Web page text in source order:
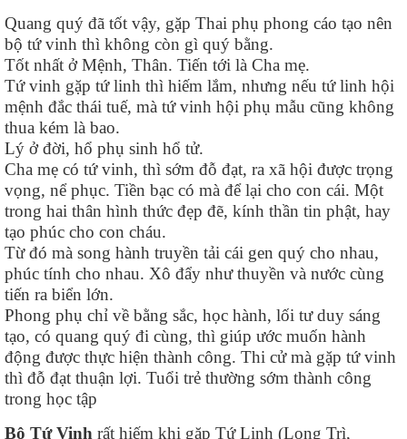
Quang quý đã tốt vậy, gặp Thai phụ phong cáo tạo nên
bộ tứ vinh thì không còn gì quý bằng.
Tốt nhất ở Mệnh, Thân. Tiến tới là Cha mẹ.
Tứ vinh gặp tứ linh thì hiếm lắm, nhưng nếu tứ linh hội
mệnh đắc thái tuế, mà tứ vinh hội phụ mẫu cũng không
thua kém là bao.
Lý ở đời, hổ phụ sinh hổ tử.
Cha mẹ có tứ vinh, thì sớm đỗ đạt, ra xã hội được trọng
vọng, nể phục. Tiền bạc có mà để lại cho con cái. Một
trong hai thân hình thức đẹp đẽ, kính thần tin phật, hay
tạo phúc cho con cháu.
Từ đó mà song hành truyền tải cái gen quý cho nhau,
phúc tính cho nhau. Xô đẩy như thuyền và nước cùng
tiến ra biển lớn.
Phong phụ chỉ về bằng sắc, học hành, lối tư duy sáng
tạo, có quang quý đi cùng, thì giúp ước muốn hành
động được thực hiện thành công. Thi cử mà gặp tứ vinh
thì đỗ đạt thuận lợi. Tuổi trẻ thường sớm thành công
trong học tập
Bộ Tứ Vinh rất hiếm khi gặp Tứ Linh (Long Trì,